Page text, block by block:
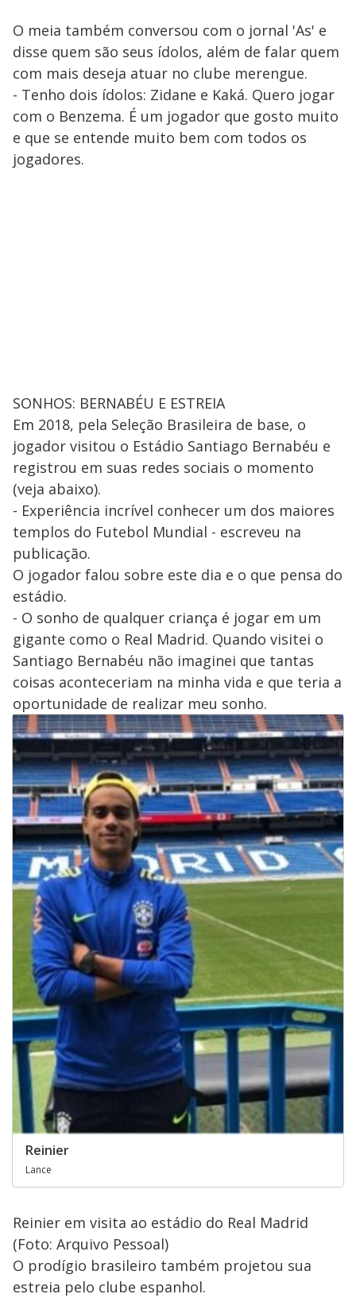
O meia também conversou com o jornal 'As' e
disse quem são seus ídolos, além de falar quem
com mais deseja atuar no clube merengue.
- Tenho dois ídolos: Zidane e Kaká. Quero jogar
com o Benzema. É um jogador que gosto muito
e que se entende muito bem com todos os
jogadores.
SONHOS: BERNABÉU E ESTREIA
Em 2018, pela Seleção Brasileira de base, o
jogador visitou o Estádio Santiago Bernabéu e
registrou em suas redes sociais o momento
(veja abaixo).
- Experiência incrível conhecer um dos maiores
templos do Futebol Mundial - escreveu na
publicação.
O jogador falou sobre este dia e o que pensa do
estádio.
- O sonho de qualquer criança é jogar em um
gigante como o Real Madrid. Quando visitei o
Santiago Bernabéu não imaginei que tantas
coisas aconteceriam na minha vida e que teria a
oportunidade de realizar meu sonho.
Reinier
Lance
Reinier em visita ao estádio do Real Madrid
(Foto: Arquivo Pessoal)
O prodígio brasileiro também projetou sua
estreia pelo clube espanhol.